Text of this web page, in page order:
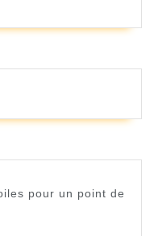
pour un point de